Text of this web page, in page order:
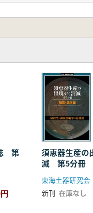
ャンヌ著『洞窟壁画考
石器学会第21回研究
第
須恵器生産の
滅 第5分冊
考編
東海土器研究会
新刊 在庫なし